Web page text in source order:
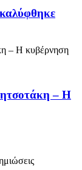
– Η